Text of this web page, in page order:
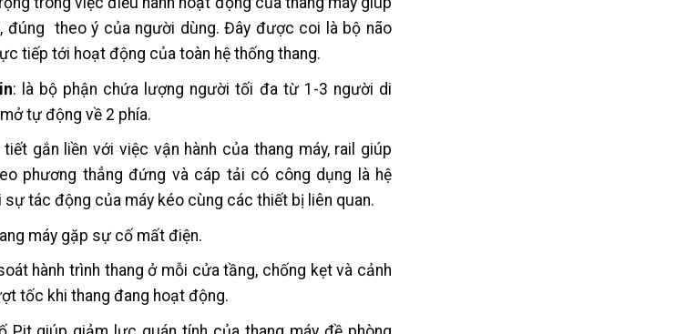
đúng theo ý của người dùng. Đây được coi là bộ não
tiếp tới hoạt động của toàn hệ thống thang.
: là bộ phận chứa lượng người tối đa từ 1-3 người di
tự động về 2 phía.
gắn liền với việc vận hành của thang máy, rail giúp
phương thẳng đứng và cáp tải có công dụng là hệ
tác động của máy kéo cùng các thiết bị liên quan.
máy gặp sự cố mất điện.
hành trình thang ở mỗi cửa tầng, chống kẹt và cảnh
tốc khi thang đang hoạt động.